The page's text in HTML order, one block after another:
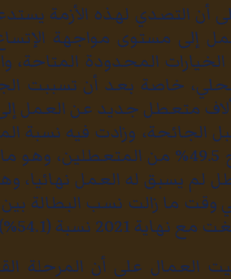
إلى أن التصدي لهذه الأزمة
إلى مستوى مواجهة
المحدودة المتاحة،
خاصة بعد أن تسببت
من 110 ألاف متعطل جديد عن
الجائحة، وزادت فيه نسبة
لم يسبق له العمل
2021 نسبة (54.1%).
العمال على أن المرحلة